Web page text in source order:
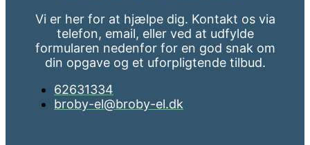
Vi er her for at hjælpe dig. Kontakt os via
telefon, email, eller ved at udfylde
formularen nedenfor for en god snak om
din opgave og et uforpligtende tilbud.
62631334
broby-el@broby-el.dk